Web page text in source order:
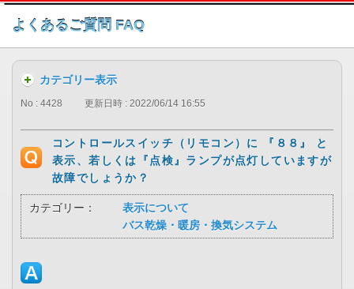
このページの本文へ
よくあるご質問 FAQ
カテゴリー表示
No : 4428 更新日時 : 2022/06/14 16:55
コントロールスイッチ（リモコン）に 『８８』 と
表示、若しくは『点検』ランプが点灯していますが
故障でしょうか？
カテゴリー：
表示について
バス乾燥・暖房・換気システム